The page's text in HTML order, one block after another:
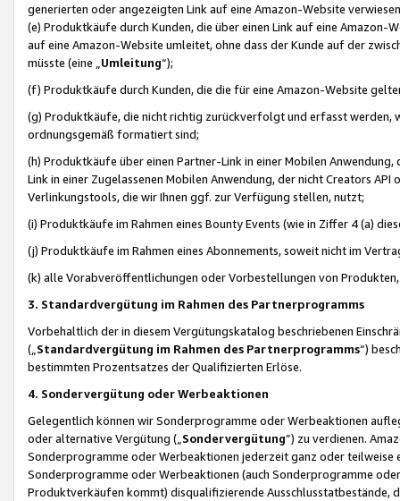
generierten oder angezeigten Link auf eine Amazon-Website
(e) Produktkäufe durch Kunden, die über einen Link auf eine
auf eine Amazon-Website umleitet, ohne dass der Kunde auf der
müsste (eine „ Umleitung“);
(f) Produktkäufe durch Kunden, die die für eine Amazon-Website
(g) Produktkäufe, die nicht richtig zurückverfolgt und erfasst werden,
ordnungsgemäß formatiert sind;
(h) Produktkäufe über einen Partner-Link in einer Mobilen
Link in einer Zugelassenen Mobilen Anwendung, der nicht Creators
Verlinkungstools, die wir Ihnen ggf. zur Verfügung stellen, nutzt;
(i) Produktkäufe im Rahmen eines Bounty Events (wie in Ziffer 4 (a)
(j) Produktkäufe im Rahmen eines Abonnements, soweit nicht im
(k) alle Vorabveröffentlichungen oder Vorbestellungen von
3. Standardvergütung im Rahmen des Partnerprogramms
Vorbehaltlich der in diesem Vergütungskatalog beschriebenen
(„ Standardvergütung im Rahmen des Partnerprogramms“)
bestimmten Prozentsatzes der Qualifizierten Erlöse.
4. Sondervergütung oder Werbeaktionen
Gelegentlich können wir Sonderprogramme oder Werbeaktionen
oder alternative Vergütung („ Sondervergütung”) zu verdienen.
Sonderprogramme oder Werbeaktionen jederzeit ganz oder
Sonderprogramme oder Werbeaktionen (auch Sonderprogramme
Produktverkäufen kommt) disqualifizierende Ausschlusstatbestände,